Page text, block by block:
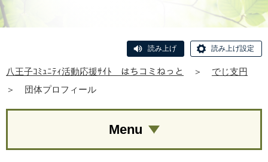
読み上げ 読み上げ設定
八王子ｺﾐｭﾆﾃｨ活動応援ｻｲﾄ はちコミねっと ＞
でじ支円
＞
団体プロフィール
Menu